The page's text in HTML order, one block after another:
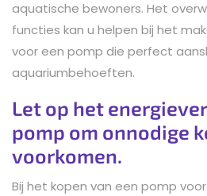
aquatische bewoners. Het
functies kan u helpen bij het
voor een pomp die perfect
aquariumbehoeften.
Let op het
pomp om onnodige
voorkomen.
Bij het kopen van een pomp